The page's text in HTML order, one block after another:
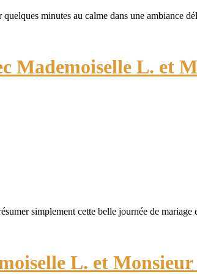
minutes au calme dans une ambiance
Mademoiselle L. et
simplement cette belle journée de mariage
L. et